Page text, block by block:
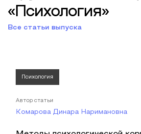
«Психология»
Все статьи выпуска
Психология
Автор статьи
Комарова Динара Наримановна